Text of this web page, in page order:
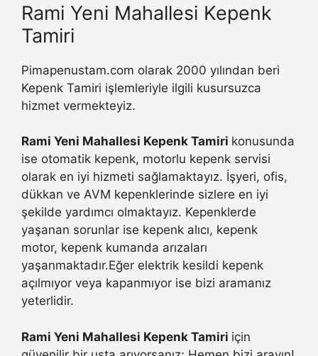
Rami Yeni Mahallesi Kepenk
Tamiri
Pimapenustam.com olarak 2000 yılından beri
Kepenk Tamiri işlemleriyle ilgili kusursuzca
hizmet vermekteyiz.
Rami Yeni Mahallesi Kepenk Tamiri konusunda
ise otomatik kepenk, motorlu kepenk servisi
olarak en iyi hizmeti sağlamaktayız. İşyeri, ofis,
dükkan ve AVM kepenklerinde sizlere en iyi
şekilde yardımcı olmaktayız. Kepenklerde
yaşanan sorunlar ise kepenk alıcı, kepenk
motor, kepenk kumanda arızaları
yaşanmaktadır.Eğer elektrik kesildi kepenk
açılmıyor veya kapanmıyor ise bizi aramanız
yeterlidir.
Rami Yeni Mahallesi Kepenk Tamiri için